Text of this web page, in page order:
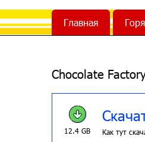
Главная
Chocolate
12.4 GB Как тут